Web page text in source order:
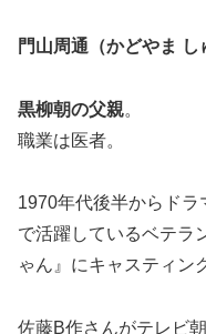
門山周通（かどやま
黒柳朝の父親。
職業は医者。
1970年代後半からド
で活躍しているベテラ
ゃん』にキャスティン
佐藤B作さんがテレビ